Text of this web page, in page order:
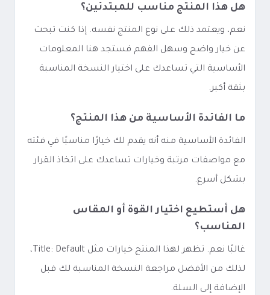
هل هذا المنتج مناسب للمبتدئين؟
نعم، ويعتمد ذلك على نوع المنتج نفسه. إذا كنت تبحث
عن خيار واضح وسهل الفهم فستجد هنا المعلومات
الأساسية التي تساعدك على اختيار النسخة المناسبة
بثقة أكبر.
ما الفائدة الأساسية من هذا المنتج؟
الفائدة الأساسية منه أنه يقدم لك خيارًا مناسبًا في فئته
مع مواصفات مرتبة وخيارات تساعدك على اتخاذ القرار
بشكل أسرع.
هل أستطيع اختيار القوة أو المقاس
المناسب؟
غالبًا نعم. تظهر لهذا المنتج خيارات مثل Title: Default،
لذلك من الأفضل مراجعة النسخة المناسبة لك قبل
الإضافة إلى السلة.